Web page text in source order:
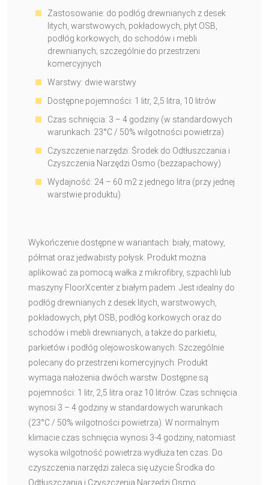
Zastosowanie: do podłóg drewnianych z desek
litych, warstwowych, pokładowych, płyt OSB,
podłóg korkowych, do schodów i mebli
drewnianych; szczególnie do przestrzeni
komercyjnych
Warstwy: dwie warstwy
Dostępne pojemności: 1 litr, 2,5 litra, 10 litrów
Czas schnięcia: 3 – 4 godziny (w standardowych
warunkach: 23°C / 50% wilgotności powietrza)
Czyszczenie narzędzi: Środek do Odtłuszczania i
Czyszczenia Narzędzi Osmo (bezzapachowy)
Wydajność: 24 – 60 m2 z jednego litra (przy jednej
warstwie produktu)
Wykończenie dostępne w wariantach: biały, matowy,
półmat oraz jedwabisty połysk. Produkt można
aplikować za pomocą wałka z mikrofibry, szpachli lub
maszyny FloorXcenter z białym padem. Jest idealny do
podłóg drewnianych z desek litych, warstwowych,
pokładowych, płyt OSB, podłóg korkowych oraz do
schodów i mebli drewnianych, a także do parkietu,
parkietów i podłóg olejowoskowanych. Szczególnie
polecany do przestrzeni komercyjnych. Produkt
wymaga nałożenia dwóch warstw. Dostępne są
pojemności: 1 litr, 2,5 litra oraz 10 litrów. Czas schnięcia
wynosi 3 – 4 godziny w standardowych warunkach
(23°C / 50% wilgotności powietrza). W normalnym
klimacie czas schnięcia wynosi 3-4 godziny, natomiast
wysoka wilgotność powietrza wydłuża ten czas. Do
czyszczenia narzędzi zaleca się użycie Środka do
Odtłuszczania i Czyszczenia Narzędzi Osmo